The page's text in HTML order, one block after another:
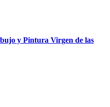
y Pintura Virgen de las